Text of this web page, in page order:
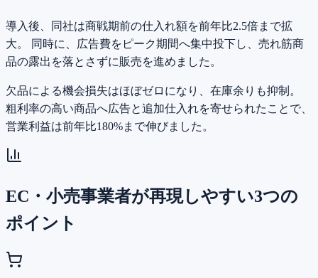
導入後、同社は商戦期前の仕入れ額を前年比2.5倍まで拡
大。 同時に、広告費をピーク期間へ集中投下し、売れ筋商
品の露出を落とさずに販売を進めました。
欠品による機会損失はほぼゼロになり、在庫余りも抑制。
粗利率の高い商品へ広告と追加仕入れを寄せられたことで、
営業利益は前年比180%まで伸びました。
EC・小売事業者が再現しやすい3つの
ポイント